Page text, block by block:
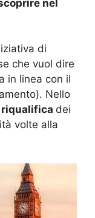
nel
di
che vuol dire
in linea con il
Nello
riqualifica dei
volte alla